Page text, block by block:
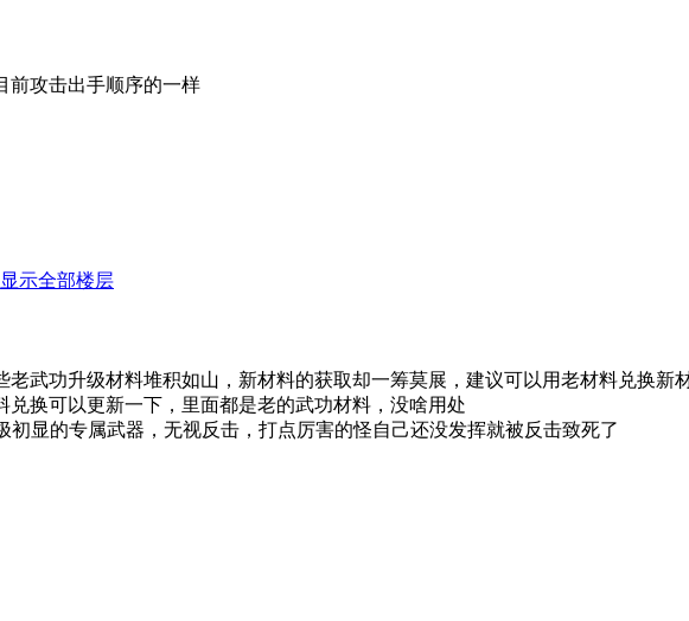
前攻击出手顺序的一样
显示全部楼层
老武功升级材料堆积如山，新材料的获取却一筹莫展，建议可以用老材料兑换新
以更新一下，里面都是老的武功材料，没啥用处
专属武器，无视反击，打点厉害的怪自己还没发挥就被反击致死了